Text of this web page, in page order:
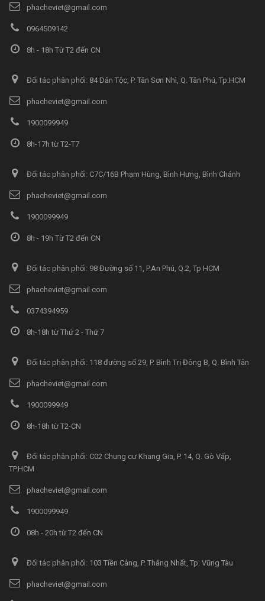
phacheviet@gmail.com
0964509142
8h - 18h Từ T2 đến CN
Đối tác phân phối: 84 Dân Tộc, P. Tân Sơn Nhì, Q. Tân Phú, Tp.HCM
phacheviet@gmail.com
1900099949
8h-17h từ T2-T7
Đối tác phân phối: C7C/16B Phạm Hùng, Bình Hưng, Bình Chánh
phacheviet@gmail.com
1900099949
8h - 19h Từ T2 đến CN
Đối tác phân phối: 98 Đường số 11, P.An Phú, Q.2, Tp HCM
phacheviet@gmail.com
0374394959
8h-18h từ Thứ 2 - Thứ 7
Đối tác phân phối: 118 đường số 29, P. Bình Trị Đông B, Q. Bình Tân
phacheviet@gmail.com
1900099949
8h-18h từ T2-CN
Đối tác phân phối: C02 Chung cư Khang Gia, P. 14, Q. Gò Vấp,
TP.HCM
phacheviet@gmail.com
1900099949
08h - 20h từ T2 đến CN
Đối tác phân phối: 103 Tiền Cảng, P. Thắng Nhất, Tp. Vũng Tàu
phacheviet@gmail.com